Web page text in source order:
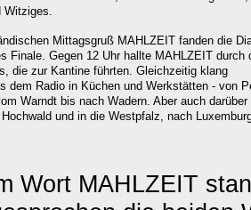
Witziges.
Mittagsgruß MAHLZEIT fanden die
Finale. Gegen 12 Uhr hallte MAHLZEIT durch
die zur Kantine führten. Gleichzeitig klang
dem Radio in Küchen und Werkstätten - von
Warndt bis nach Wadern. Aber auch darüber
und in die Westpfalz, nach
Wort MAHLZEIT